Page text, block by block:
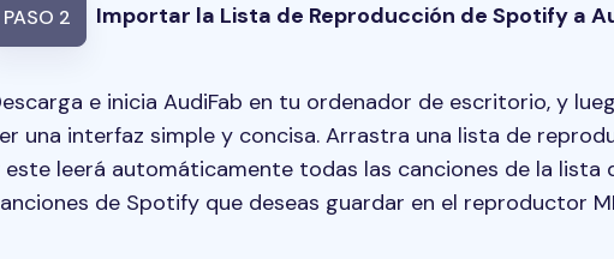
PASO 2 Importar la Lista de Reproducción de Spotify a
e inicia AudiFab en tu ordenador de escritorio, y
una interfaz simple y concisa. Arrastra una lista de
este leerá automáticamente todas las canciones de la lista
de Spotify que deseas guardar en el reproductor